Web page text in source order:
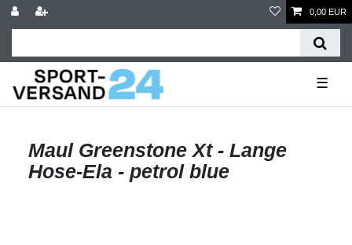
0,00 EUR
☰
Maul Greenstone Xt - Lange
Hose-Ela - petrol blue